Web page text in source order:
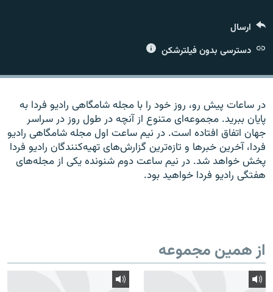
زبان‌های دیگر
ارسال
دسترسی بدون فیلترشکن
در ساعات پیش رو، روز خود را با مجله شامگاهی رادیو فردا به
پایان ببرید. مجموعه‌ای متنوع از آنچه در طول روز در سراسر
جهان اتفاق افتاده است. در نیم ساعت اول مجله شامگاهی رادیو
فردا، آخرین خبرها و تازه‌ترین گزارش‌های تهیه‌کنندگان رادیو فردا
پخش خواهد شد. در نیم ساعت دوم شنونده یکی از مجله‌های
هفتگی رادیو فردا خواهید بود.
از همین مجموعه